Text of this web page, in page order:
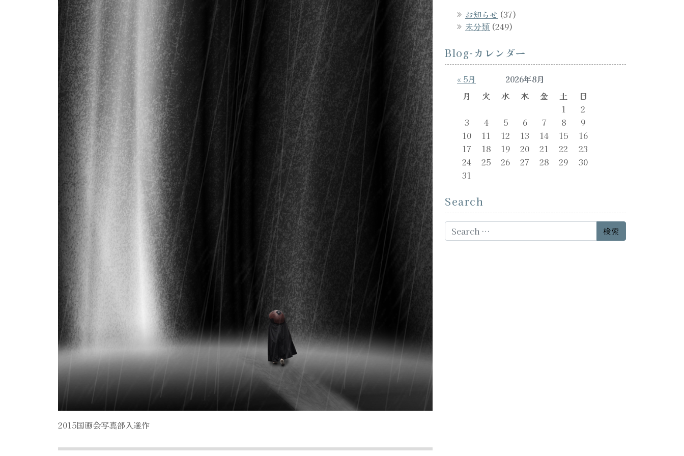
2015国画会写真部入選作
お知らせ (37)
未分類 (249)
Blog-カレンダー
2026年8月
月
火 水 木 金 土
日
1
2
3
4 5 6 7 8
9
10
11 12 13 14 15
16
17
18 19 20 21 22
23
24
25 26 27 28 29
30
31
« 5月
Search
Search for: